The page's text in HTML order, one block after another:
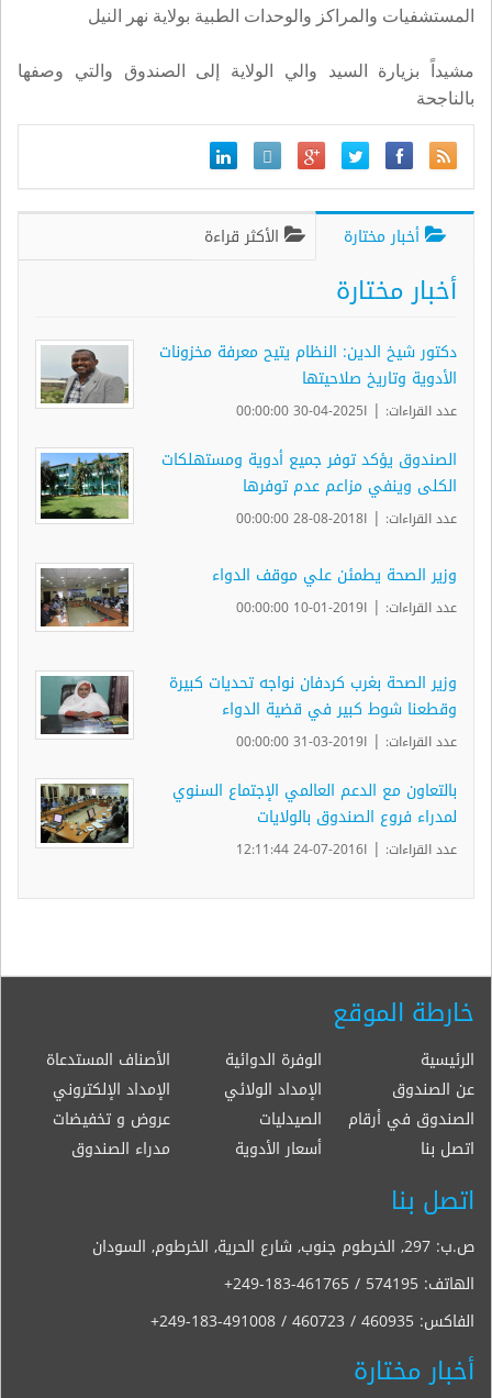
المستشفيات والمراكز والوحدات الطبية بولاية نهر النيل
مشيداً بزيارة السيد والي الولاية إلى الصندوق والتي وصفها
بالناجحة
أخبار مختارة الأكثر قراءة
أخبار مختارة
دكتور شيخ الدين: النظام يتيح معرفة مخزونات
الأدوية وتاريخ صلاحيتها
عدد القراءات: | ا2025-04-30 00:00:00
الصندوق يؤكد توفر جميع أدوية ومستهلكات
الكلى وينفي مزاعم عدم توفرها
عدد القراءات: | ا2018-08-28 00:00:00
وزير الصحة يطمئن علي موقف الدواء
عدد القراءات: | ا2019-01-10 00:00:00
وزير الصحة بغرب كردفان نواجه تحديات كبيرة
وقطعنا شوط كبير في قضية الدواء
عدد القراءات: | ا2019-03-31 00:00:00
بالتعاون مع الدعم العالمي الإجتماع السنوي
لمدراء فروع الصندوق بالولايات
عدد القراءات: | ا2016-07-24 12:11:44
خارطة الموقع
الرئيسية الوفرة الدوائية
الأصناف المستدعاة
عن الصندوق
الإمداد الولائي
الإمداد الإلكتروني
الصندوق في أرقام
الصيدليات
عروض و تخفيضات
اتصل بنا
أسعار الأدوية مدراء الصندوق
اتصل بنا
ص.ب: 297, الخرطوم جنوب, شارع الحرية, الخرطوم, السودان
الهاتف: +249-183-461765 / 574195
الفاكس: +249-183-491008 / 460723 / 460935
أخبار مختارة